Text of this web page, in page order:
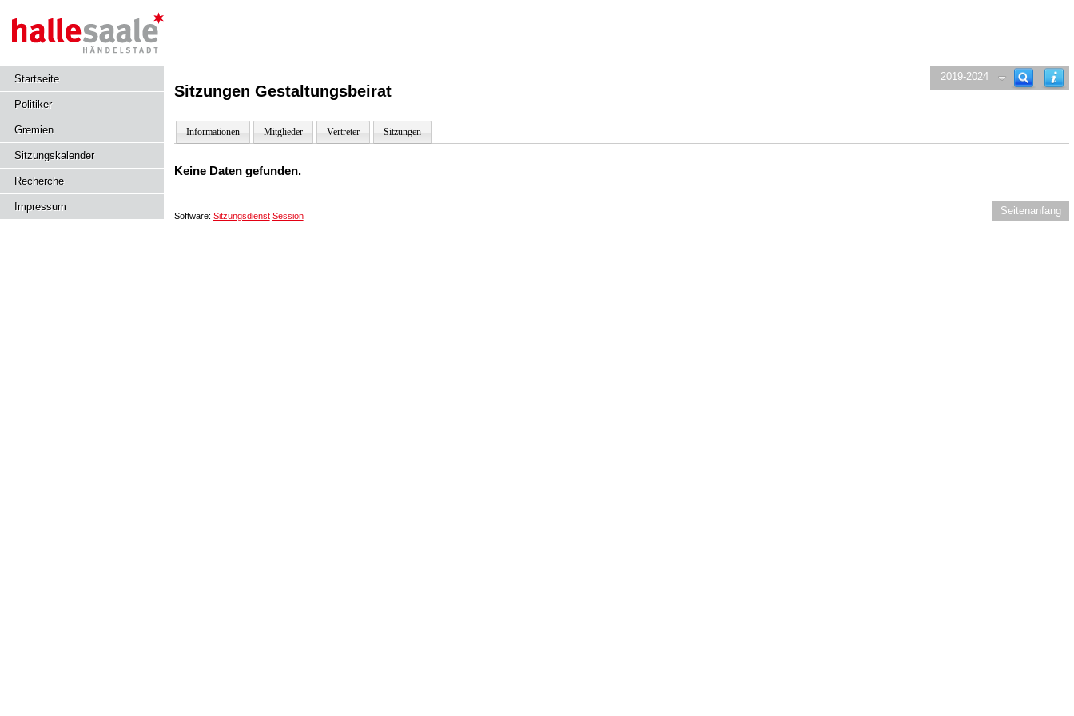
Startseite
Politiker
Gremien
Sitzungskalender
Recherche
Impressum
2019-2024
Sitzungen Gestaltungsbeirat
Informationen Mitglieder Vertreter Sitzungen
Keine Daten gefunden.
Seitenanfang
Software: Sitzungsdienst Session